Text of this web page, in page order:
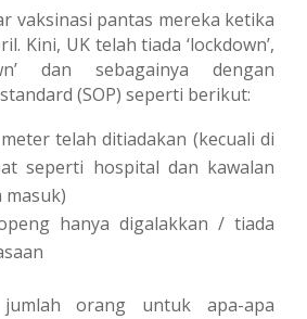
vaksinasi pantas mereka ketika
Kini, UK telah tiada ‘lockdown’,
dan sebagainya dengan
(SOP) seperti berikut:
telah ditiadakan (kecuali di
seperti hospital dan kawalan
masuk)
hanya digalakkan / tiada
orang untuk apa-apa